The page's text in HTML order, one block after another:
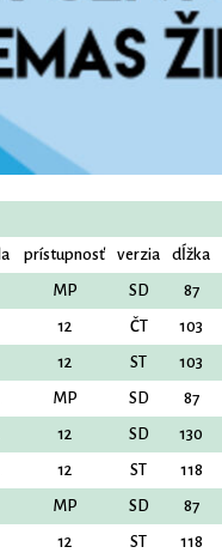
prístupnosť verzia
dĺžka
MP SD 87
12 ČT 103
12 ST 103
MP SD 87
12 SD 130
12 ST 118
MP SD 87
12 ST 118